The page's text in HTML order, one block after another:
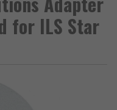
for ILS Star